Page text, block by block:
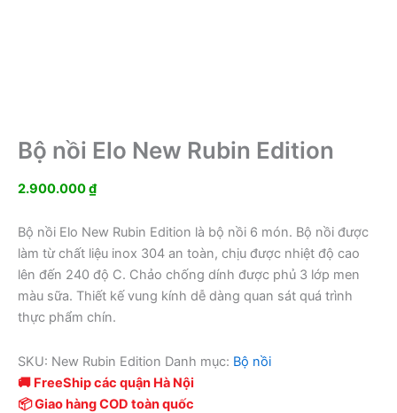
Bộ nồi Elo New Rubin Edition
2.900.000₫
Bộ nồi Elo New Rubin Edition là bộ nồi 6 món. Bộ nồi được
làm từ chất liệu inox 304 an toàn, chịu được nhiệt độ cao
lên đến 240 độ C. Chảo chống dính được phủ 3 lớp men
màu sữa. Thiết kế vung kính dễ dàng quan sát quá trình
thực phẩm chín.
SKU: New Rubin Edition Danh mục: Bộ nồi
🚚 FreeShip các quận Hà Nội
📦 Giao hàng COD toàn quốc